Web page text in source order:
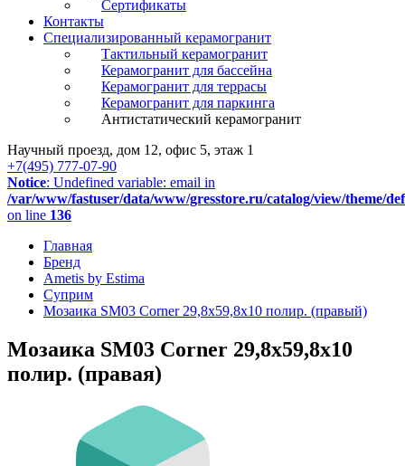
Сертификаты
Контакты
Специализированный керамогранит
Тактильный керамогранит
Керамогранит для бассейна
Керамогранит для террасы
Керамогранит для паркинга
Антистатический керамогранит
Научный проезд, дом 12, офис 5, этаж 1
+7(495) 777-07-90
Notice: Undefined variable: email in
/var/www/fastuser/data/www/gresstore.ru/catalog/view/theme/
on line 136
Главная
Бренд
Ametis by Estima
Суприм
Мозаика SM03 Corner 29,8x59,8x10 полир. (правый)
Мозаика SM03 Corner 29,8x59,8x10
полир. (правая)